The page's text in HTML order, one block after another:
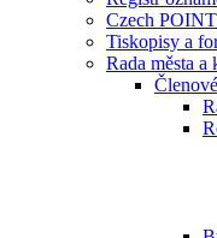
Czech POINT
Tiskopisy a
Rada města a